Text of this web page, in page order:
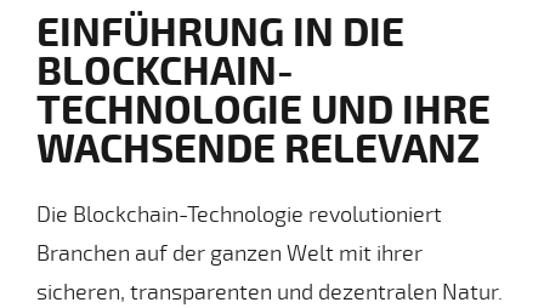
EINFÜHRUNG IN DIE
BLOCKCHAIN-
TECHNOLOGIE UND IHRE
WACHSENDE RELEVANZ
Die Blockchain-Technologie revolutioniert
Branchen auf der ganzen Welt mit ihrer
sicheren, transparenten und dezentralen Natur.